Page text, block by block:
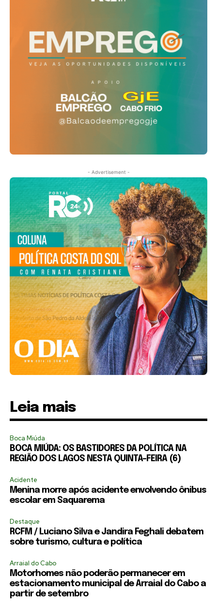
- Advertisement -
Leia mais
Boca Miúda
BOCA MIÚDA: OS BASTIDORES DA POLÍTICA NA
REGIÃO DOS LAGOS NESTA QUINTA-FEIRA (6)
Acidente
Menina morre após acidente envolvendo ônibus
escolar em Saquarema
Destaque
RCFM / Luciano Silva e Jandira Feghali debatem
sobre turismo, cultura e política
Arraial do Cabo
Motorhomes não poderão permanecer em
estacionamento municipal de Arraial do Cabo a
partir de setembro